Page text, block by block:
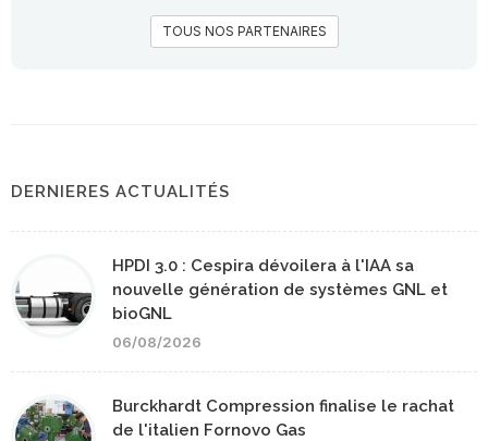
TOUS NOS PARTENAIRES
DERNIERES ACTUALITÉS
HPDI 3.0 : Cespira dévoilera à l'IAA sa
nouvelle génération de systèmes GNL et
bioGNL
06/08/2026
Burckhardt Compression finalise le rachat
de l'italien Fornovo Gas